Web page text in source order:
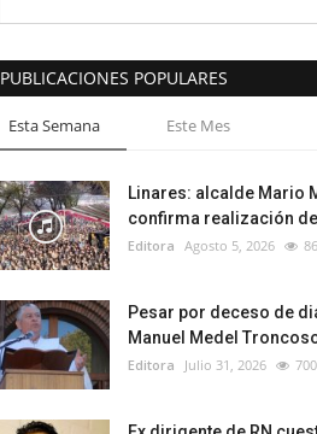
PUBLICACIONES POPULARES
Esta Semana Este Mes
Linares: alcalde Mario
confirma realización
Editora Agosto 5, 2026
Pesar por deceso de
Manuel Medel
Editora Julio 31, 2026 700